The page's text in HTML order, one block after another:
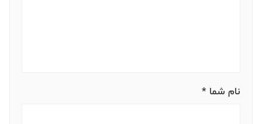
نام شما *